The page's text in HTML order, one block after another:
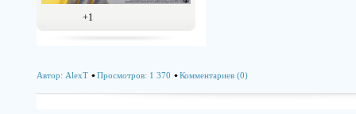
+1
Автор: AlexT Просмотров: 1 370 Комментариев (0)